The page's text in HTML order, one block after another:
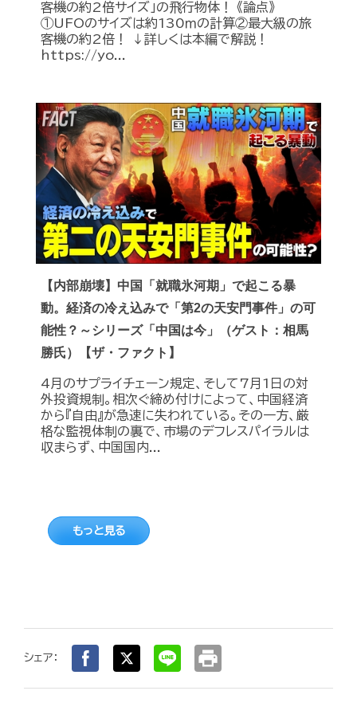
客機の約2倍サイズ」の飛行物体！ 《論点》
①UFOのサイズは約130ｍの計算②最大級の旅
客機の約2倍！ ↓詳しくは本編で解説！
https://yo...
【内部崩壊】中国「就職氷河期」で起こる暴
動。経済の冷え込みで「第2の天安門事件」の可
能性？～シリーズ「中国は今」（ゲスト：相馬
勝氏）【ザ・ファクト】
4月のサプライチェーン規定、そして7月1日の対
外投資規制。相次ぐ締め付けによって、中国経済
から『自由』が急速に失われている。その一方、厳
格な監視体制の裏で、市場のデフレスパイラルは
収まらず、中国国内...
もっと見る
シェア： print